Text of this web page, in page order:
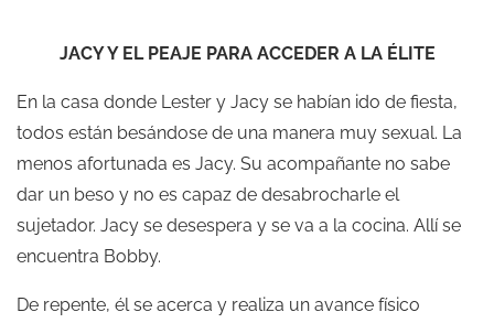
JACY Y EL PEAJE PARA ACCEDER A LA ÉLITE
En la casa donde Lester y Jacy se habían ido de fiesta,
todos están besándose de una manera muy sexual. La
menos afortunada es Jacy. Su acompañante no sabe
dar un beso y no es capaz de desabrocharle el
sujetador. Jacy se desespera y se va a la cocina. Allí se
encuentra Bobby.
De repente, él se acerca y realiza un avance físico